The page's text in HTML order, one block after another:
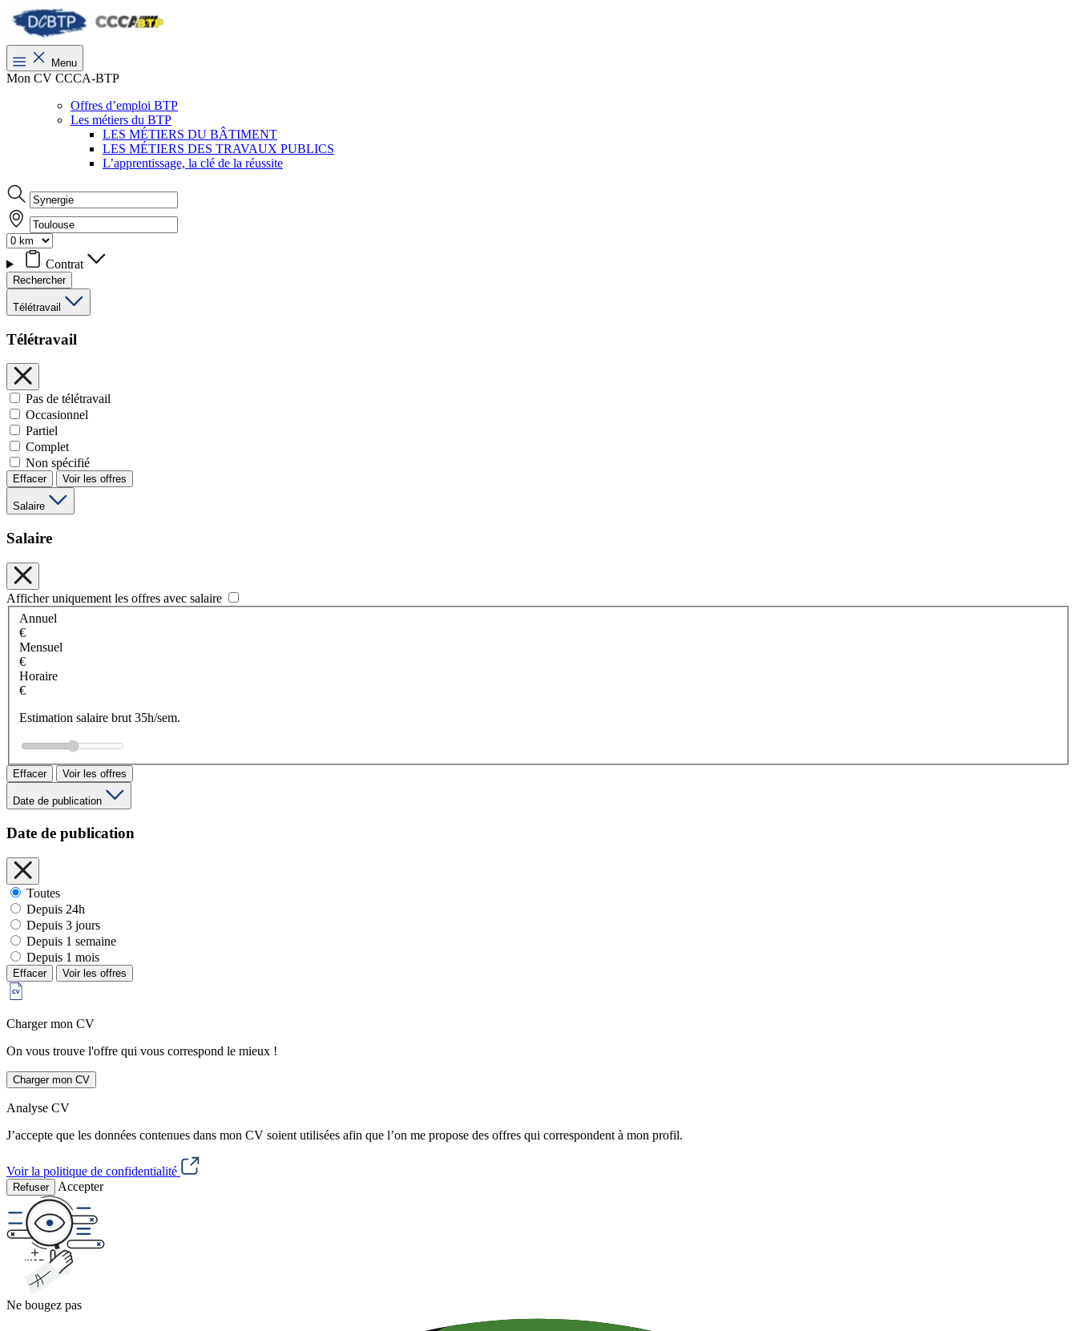
Menu
Mon CV CCCA-BTP
Offres d’emploi BTP
Les métiers du BTP
LES MÉTIERS DU BÂTIMENT
LES MÉTIERS DES TRAVAUX PUBLICS
L’apprentissage, la clé de la réussite
Contrat
Rechercher
Télétravail
Télétravail
Pas de télétravail
Occasionnel
Partiel
Complet
Non spécifié
Effacer Voir les offres
Salaire
Salaire
Afficher uniquement les offres avec salaire
Annuel
€
Mensuel
€
Horaire
€
Estimation salaire brut 35h/sem.
Effacer Voir les offres
Date de publication
Date de publication
Toutes
Depuis 24h
Depuis 3 jours
Depuis 1 semaine
Depuis 1 mois
Effacer Voir les offres
Charger mon CV
On vous trouve l'offre qui vous correspond le mieux !
Charger mon CV
Analyse CV
J’accepte que les données contenues dans mon CV soient utilisées afin que l’on me propose des offres qui correspondent à mon profil.
Voir la politique de confidentialité
Refuser Accepter
Ne bougez pas